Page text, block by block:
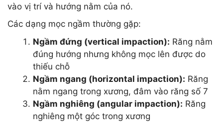
vào vị trí và hướng nằm của nó.
Các dạng mọc ngầm thường gặp:
Ngầm đứng (vertical impaction): Răng nằm
đúng hướng nhưng không mọc lên được do
thiếu chỗ
Ngầm ngang (horizontal impaction): Răng
nằm ngang trong xương, đâm vào răng số 7
Ngầm nghiêng (angular impaction): Răng
nghiêng một góc trong xương